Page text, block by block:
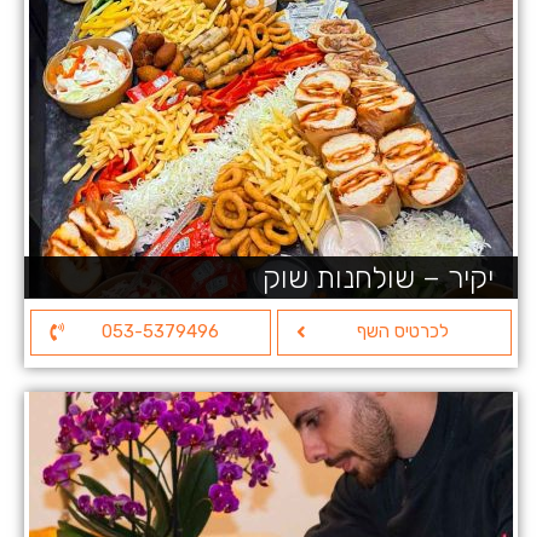
יקיר – שולחנות שוק
לכרטיס השף 053-5379496